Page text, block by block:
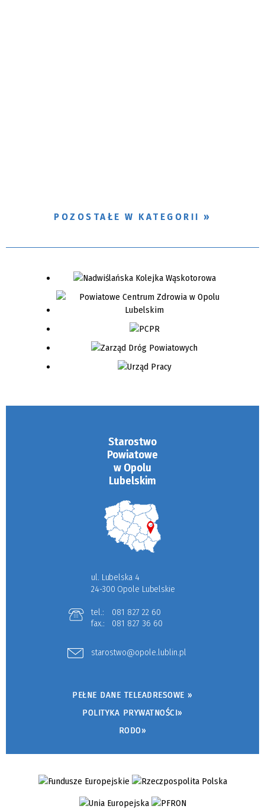
POZOSTAŁE W KATEGORII
Starostwo
Powiatowe
w Opolu
Lubelskim
ul. Lubelska 4
24-300 Opole Lubelskie
tel.:
081 827 22 60
fax.:
081 827 36 60
starostwo@opole.lublin.pl
PEŁNE DANE TELEADRESOWE »
POLITYKA PRYWATNOŚCI»
RODO»